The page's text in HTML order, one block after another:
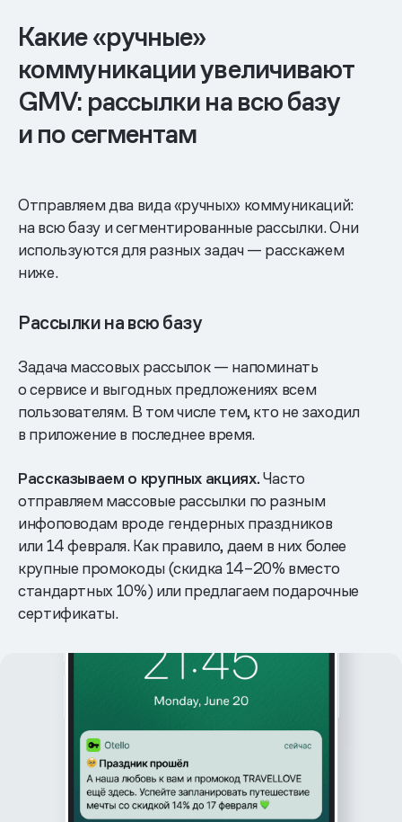
Какие «ручные»
коммуникации увеличивают
GMV: рассылки на всю базу
и по сегментам
Отправляем два вида «ручных» коммуникаций:
на всю базу и сегментированные рассылки. Они
используются для разных задач — расскажем
ниже.
Рассылки на всю базу
Задача массовых рассылок — напоминать
о сервисе и выгодных предложениях всем
пользователям. В том числе тем, кто не заходил
в приложение в последнее время.
Рассказываем о крупных акциях.Часто
отправляем массовые рассылки по разным
инфоповодам вроде гендерных праздников
или 14 февраля. Как правило, даем в них более
крупные промокоды (скидка 14–20% вместо
стандартных 10%) или предлагаем подарочные
сертификаты.